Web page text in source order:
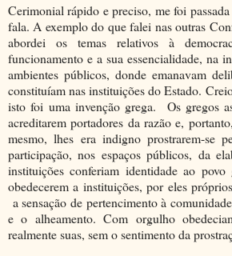
Cerimonial rápido e preciso, me foi
fala. A exemplo do que falei nas outras
abordei os temas relativos à
funcionamento e a sua essencialidade, na
ambientes públicos, donde emanavam
constituíam nas instituições do Estado.
isto foi uma invenção grega. Os gregos
acreditarem portadores da razão e,
mesmo, lhes era indigno prostrarem-se
participação, nos espaços públicos, da
instituições conferiam identidade ao
obedecerem a instituições, por eles
a sensação de pertencimento à
e o alheamento. Com orgulho
realmente suas, sem o sentimento da